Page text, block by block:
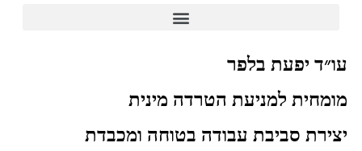
עו״ד יפעת בלפר
מומחית למניעת הטרדה מינית
יצירת סביבת עבודה בטוחה ומכבדת